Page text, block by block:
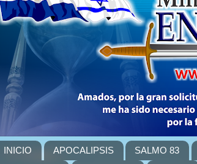
INICIO APOCALIPSIS SALMO 83